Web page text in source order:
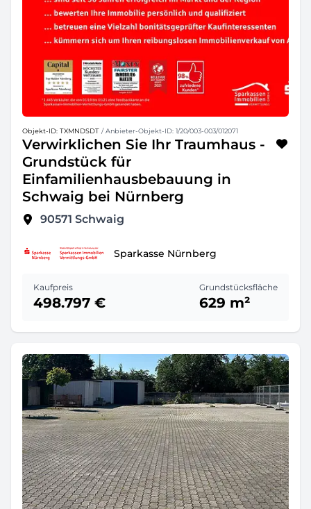
Objekt-ID: TXMNDSDT / Anbieter-Objekt-ID: 1/20/003-003/012071
Verwirklichen Sie Ihr Traumhaus -
Grundstück für
Einfamilienhausbebauung in
Schwaig bei Nürnberg
90571 Schwaig
Sparkasse Nürnberg
Kaufpreis
498.797 €
Grundstücksfläche
629 m²